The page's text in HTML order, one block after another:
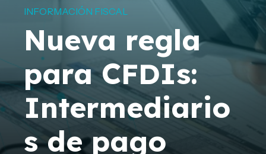
INFORMACIÓN FISCAL
Nueva regla
para CFDIs:
Intermediario
s de pago